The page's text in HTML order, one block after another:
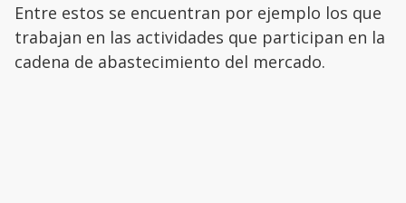
Entre estos se encuentran por ejemplo los que
trabajan en las actividades que participan en la
cadena de abastecimiento del mercado.